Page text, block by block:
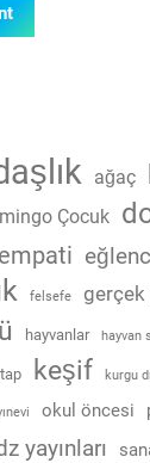
ağaç
Çocuk
empati
felsefe gerçek
hayvanlar hayvan
keşif kurgu
okul öncesi
yayınları